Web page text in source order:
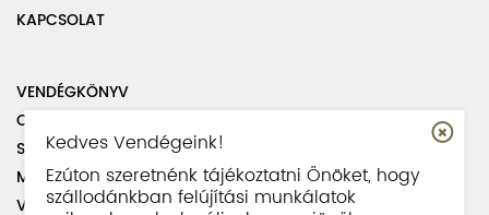
KAPCSOLAT
VENDÉGKÖNYV
OLDALTÉRKÉP
SZABÁLYZATOK
MUNKATÁRSAINK
VISSZAÉLÉS BEJELENTÉSI SZABÁLYZAT
Kedves Vendégeink!
Ezúton szeretnénk tájékoztatni Önöket, hogy
szállodánkban felújítási munkálatok